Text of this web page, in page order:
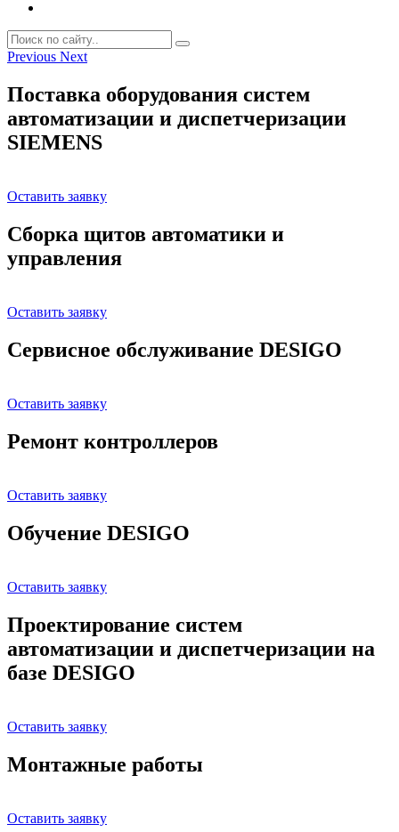
Previous Next
Поставка оборудования систем
автоматизации и диспетчеризации
SIEMENS
Оставить заявку
Сборка щитов автоматики и
управления
Оставить заявку
Сервисное обслуживание DESIGO
Оставить заявку
Ремонт контроллеров
Оставить заявку
Обучение DESIGO
Оставить заявку
Проектирование систем
автоматизации и диспетчеризации на
базе DESIGO
Оставить заявку
Монтажные работы
Оставить заявку